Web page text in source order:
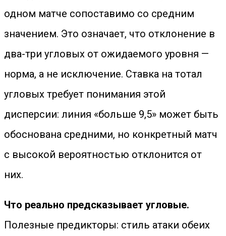
одном матче сопоставимо со средним
значением. Это означает, что отклонение в
два-три угловых от ожидаемого уровня —
норма, а не исключение. Ставка на тотал
угловых требует понимания этой
дисперсии: линия «больше 9,5» может быть
обоснована средними, но конкретный матч
с высокой вероятностью отклонится от
них.
Что реально предсказывает угловые.
Полезные предикторы: стиль атаки обеих